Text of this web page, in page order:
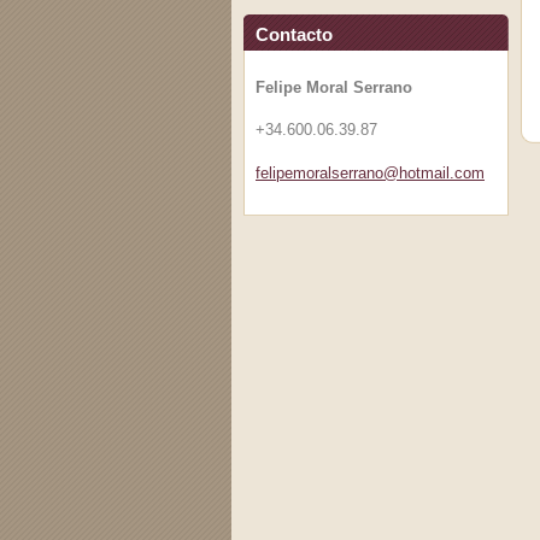
Contacto
Felipe Moral Serrano
+34.600.06.39.87
felipemoralserrano@hotmail.com